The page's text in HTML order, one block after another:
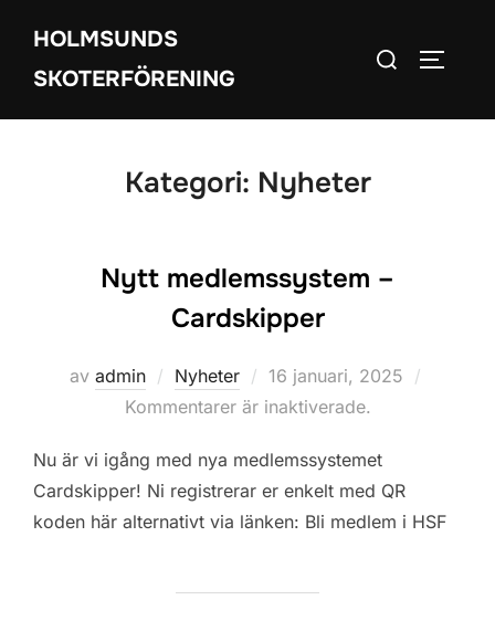
innehåll
HOLMSUNDS
SKOTERFÖRENING
Sök
Kategori: Nyheter
Nytt medlemssystem –
Cardskipper
av admin Nyheter
Publicerat
den
16 januari, 2025
Kommentarer är inaktiverade.
Nu är vi igång med nya medlemssystemet
Cardskipper! Ni registrerar er enkelt med QR
koden här alternativt via länken: Bli medlem i HSF